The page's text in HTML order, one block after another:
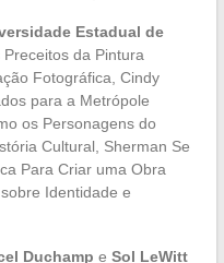
Estadual de
Preceitos da Pintura
Fotográfica, Cindy
para a Metrópole
os Personagens do
Cultural, Sherman Se
Para Criar uma Obra
Identidade e
Duchamp e Sol LeWitt